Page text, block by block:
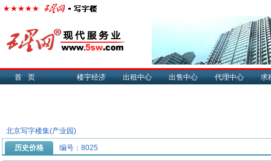
首页 楼宇经济 出租中心 出售中心 代理中心 求
北京写字楼集(产业园)
历史价格
编号：8025